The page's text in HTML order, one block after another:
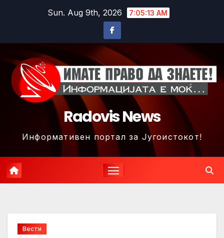
Sun. Aug 9th, 2026 7:05:16 AM
Radovis News
Информативен портал за Југоистокот!
Вести